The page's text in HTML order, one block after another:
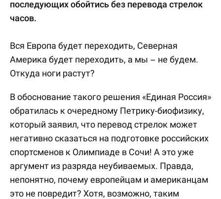
последующих обойтись без перевода стрелок
часов.
Вся Европа будет переходить, Северная
Америка будет переходить, а мы – не будем.
Откуда ноги растут?
В обоснование такого решения «Единая Россия»
обратилась к очередному Петрику-биофизику,
который заявил, что перевод стрелок может
негативно сказаться на подготовке российских
спортсменов к Олимпиаде в Сочи! А это уже
аргумент из разряда неубиваемых. Правда,
непонятно, почему европейцам и американцам
это не повредит? Хотя, возможно, таким